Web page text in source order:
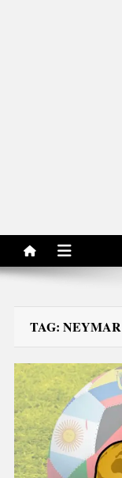
TAG: NEYMAR